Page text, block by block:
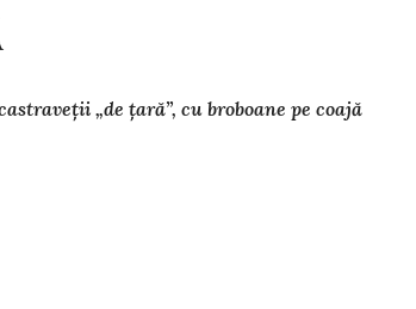
„de țară”, cu broboane pe coajă